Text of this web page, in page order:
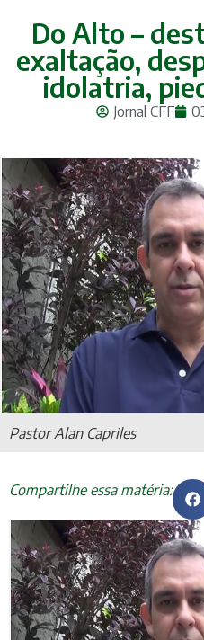
Do Alto –
exaltação,
idolatria,
Jornal CFF
Pastor Alan Capriles
Compartilhe essa matéria: